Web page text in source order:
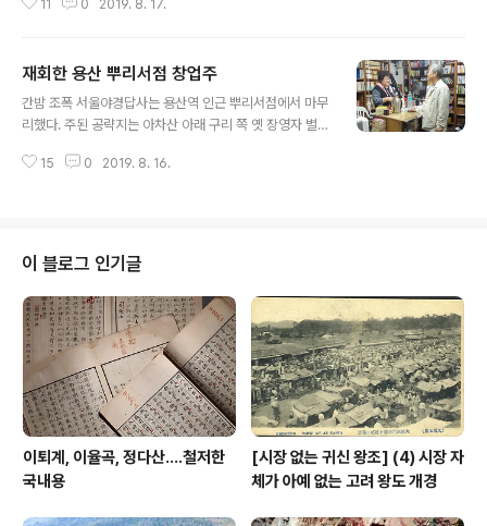
을 튼다. 뭐 지들이 날 알아? 안들 우짤겨? 익명은 점점 자
바깠다. 예가 그 분실인 걸 알고 왔으니 은폐하려 마시오.
들어갈라 카는데 정문에서 아래위로 흝으며 날 막 날 째리
본다. 그래 내가 민주투사로 보이나 보다. 아직도 빨갱이 잡
나갈낑께 김수근 승효상이랑 유홍준이가 막 띄우는 유신시
11 0 2019. 8. 17.
재회한 용산 뿌리서점 창업주
간밤 조폭 서울야경답사는 용산역 인근 뿌리서점에서 마무
리했다. 주된 공략지는 아차산 아래 구리 쪽 옛 장영자 별장
으니, 이를 대략으로 끝내고는 용산으로 날으다 급작스레
식이라, 왔노라 흔적은 남긴답시고 괜한 셀피 한 장 찍는데
끌리쉐 탈피하자 해서 별꼴 지어보다 저 꼴이 빚어졌다. 들
어서니 안주인 마님 반갑게 맞아준다. 그간 창업주 아드님
이 계속 자릴 지켰는데 작은 사장님 어디 가셨냐니 조금전
퇴근했단다. 어른 어떠시냐 여쭈니 저기 계시지 않냐 한다.
아이고...몸 어떠시냐 잠깐이나..
15 0 2019. 8. 16.
이 블로그 인기글
이퇴계, 이율곡, 정다산....철저한
국내용
[시장 없는 귀신 왕조] (4) 시장 자
체가 아예 없는 고려 왕도 개경